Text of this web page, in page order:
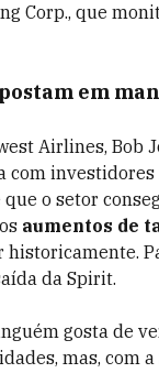
Corp., que
em
Airlines, Bob
com
o setor
aumentos de
historicamente.
da Spirit.
gosta de
mas, com